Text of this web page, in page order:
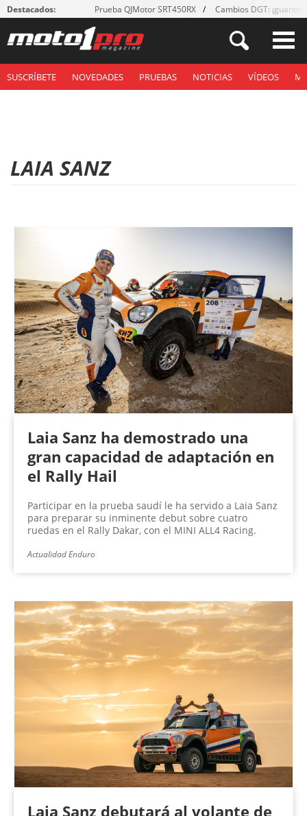
Destacados: Prueba QJMotor SRT450RX Cambios DGT: ¡guantes!
SUSCRÍBETE NOVEDADES PRUEBAS NOTICIAS VÍDEOS
LAIA SANZ
Laia Sanz ha demostrado una
gran capacidad de adaptación en
el Rally Hail
Participar en la prueba saudí le ha servido a Laia Sanz
para preparar su inminente debut sobre cuatro
ruedas en el Rally Dakar, con el MINI ALL4 Racing.
Actualidad Enduro
Laia Sanz debutará al volante de